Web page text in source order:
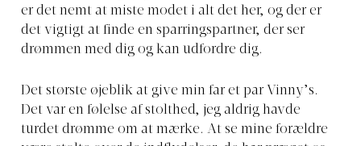
er det nemt at miste modet i alt det her, og der er
det vigtigt at finde en sparringspartner, der ser
drømmen med dig og kan udfordre dig.
Det største øjeblik at give min far et par Vinny’s.
Det var en følelse af stolthed, jeg aldrig havde
turdet drømme om at mærke. At se mine forældre